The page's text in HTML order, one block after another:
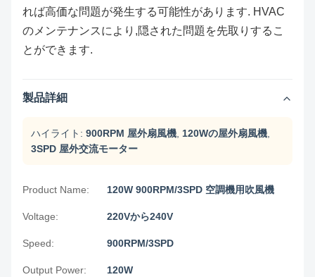
れば高価な問題が発生する可能性があります. HVAC
のメンテナンスにより,隠された問題を先取りするこ
とができます.
製品詳細
ハイライト: 900RPM 屋外扇風機 120Wの屋外扇風機
3SPD 屋外交流モーター
Product Name: 120W 900RPM/3SPD 空調機用吹風機
Voltage: 220Vから240V
Speed: 900RPM/3SPD
Output Power: 120W